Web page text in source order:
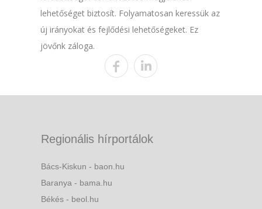
lehetőséget biztosít. Folyamatosan keressük az
új irányokat és fejlődési lehetőségeket. Ez
jövőnk záloga.
Regionális hírportálok
Bács-Kiskun - baon.hu
Baranya - bama.hu
Békés - beol.hu